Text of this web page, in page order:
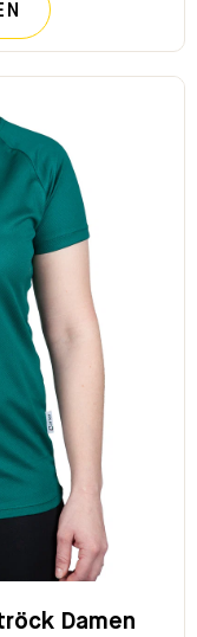
STRÖCK
Damen